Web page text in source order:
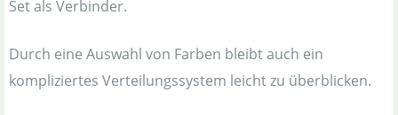
Set als Verbinder.
Durch eine Auswahl von Farben bleibt auch ein
kompliziertes Verteilungssystem leicht zu überblicken.